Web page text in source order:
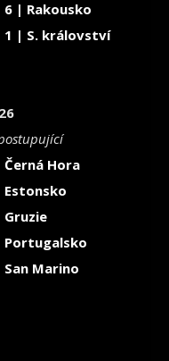
6 | Rakousko
1 | S. království
Černá Hora
Estonsko
Gruzie
Portugalsko
San Marino